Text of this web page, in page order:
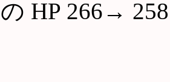
の HP 266→ 258